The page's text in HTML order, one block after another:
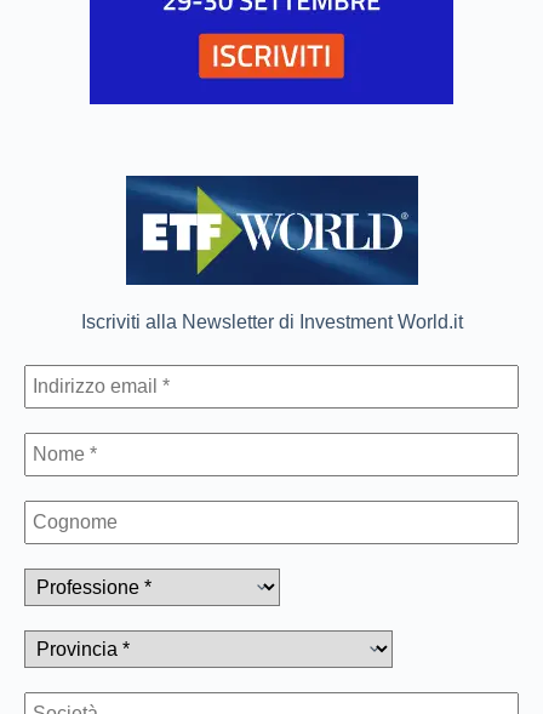
Iscriviti alla Newsletter di Investment World.it